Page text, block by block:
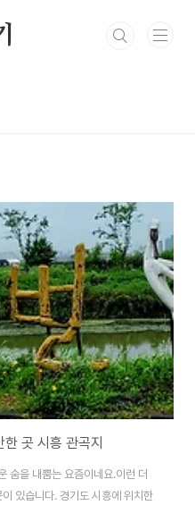
곳 시흥 관곡지
숨을 내뿜는 요즘이네요.이런 더
있습니다. 경기도 시흥에 위치한